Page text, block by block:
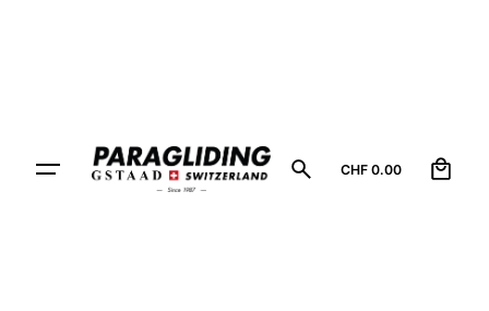
CHF 0.00